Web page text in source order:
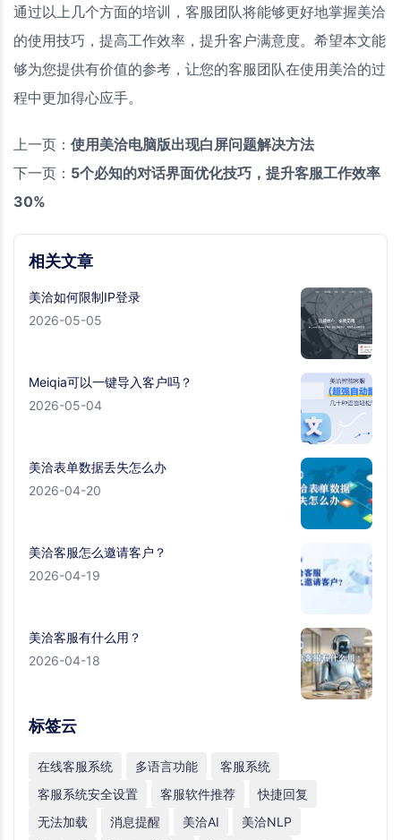
通过以上几个方面的培训，客服团队将能够更好地掌握美洽
的使用技巧，提高工作效率，提升客户满意度。希望本文能
够为您提供有价值的参考，让您的客服团队在使用美洽的过
程中更加得心应手。
上一页： 使用美洽电脑版出现白屏问题解决方法
下一页： 5个必知的对话界面优化技巧，提升客服工作效率
30%
相关文章
美洽如何限制IP登录
2026-05-05
Meiqia可以一键导入客户吗？
2026-05-04
美洽表单数据丢失怎么办
2026-04-20
美洽客服怎么邀请客户？
2026-04-19
美洽客服有什么用？
2026-04-18
标签云
在线客服系统 多语言功能
客服系统
客服系统安全设置
客服软件推荐
快捷回复
无法加载
消息提醒 美洽AI
美洽NLP